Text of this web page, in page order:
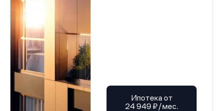
Ипотека от
24 949 ₽/мес.